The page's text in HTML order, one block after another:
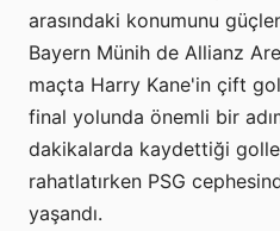
arasındaki konumunu
Bayern Münih de Allianz
maçta Harry Kane'in çift
final yolunda önemli bir
dakikalarda kaydettiği
rahatlatırken PSG
yaşandı.